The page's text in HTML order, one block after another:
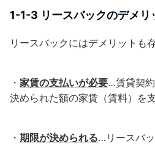
1-1-3 リースバックのデメリ
リースバックにはデメリットも
・ 家賃の支払いが必要…賃貸契
決められた額の家賃（賃料）を
・ 期限が決められる…リースバ